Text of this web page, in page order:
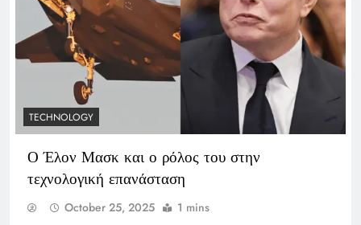
TECHNOLOGY
Ο Έλον Μασκ και ο ρόλος του στην
τεχνολογική επανάσταση
October 25, 2025 1 mins